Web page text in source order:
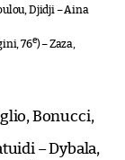
Djidji – Aina
76e) – Zaza,
Bonucci,
– Dybala,